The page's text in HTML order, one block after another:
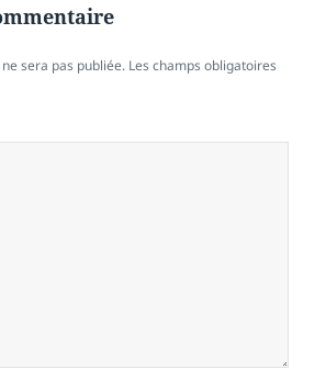
sera pas publiée. Les champs obligatoires